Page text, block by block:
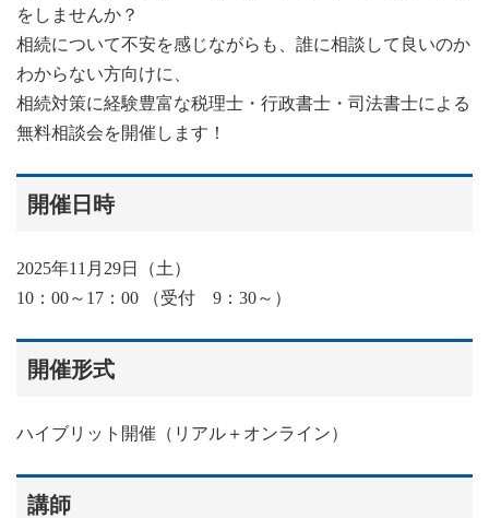
をしませんか？
相続について不安を感じながらも、誰に相談して良いのか
わからない方向けに、
相続対策に経験豊富な税理士・行政書士・司法書士による
無料相談会を開催します！
開催日時
2025年11月29日（土）
10：00～17：00 （受付 9：30～）
開催形式
ハイブリット開催（リアル＋オンライン）
講師